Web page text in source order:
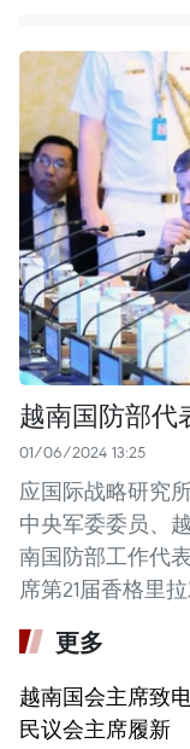
越南国防部代
01/06/2024 13:25
应国际战略研究
中央军委委员、
南国防部工作代
席第21届香格里拉
更多
越南国会主席致
民议会主席履新